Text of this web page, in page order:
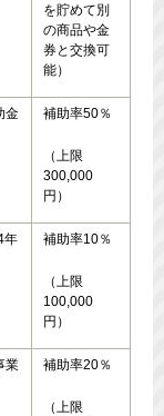
を貯めて別
の商品や金
券と交換可
能）
金 補助率50％
（上限
300,000
円）
年
補助率10％
（上限
100,000
円）
業
補助率20％
（上限